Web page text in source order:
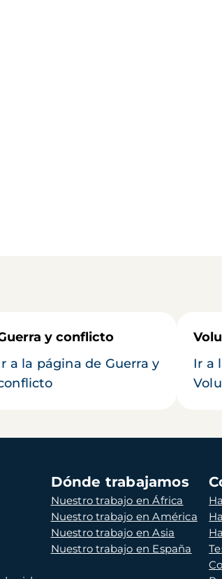
y conflicto
a la página de Guerra y
Ir a
Dónde trabajamos
Nuestro trabajo en África
Nuestro trabajo en América
Nuestro trabajo en Asia
Nuestro trabajo en España